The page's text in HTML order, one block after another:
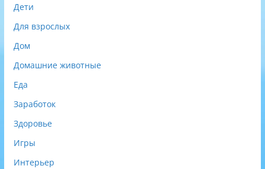
Дети
Для взрослых
Дом
Домашние животные
Еда
Заработок
Здоровье
Игры
Интерьер